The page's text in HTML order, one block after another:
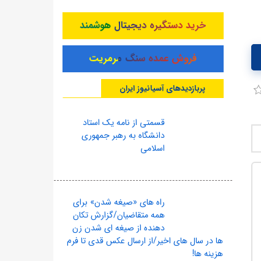
خرید دستگیره دیجیتال هوشمند
فروش عمده سنگ مرمریت
پربازدیدهای آسیانیوز ایران
قسمتی از نامه یک استاد
دانشگاه به رهبر جمهوری
اسلامی
راه های «صیغه شدن» برای
همه متقاضیان/گزارش تکان
دهنده از صیغه ای شدن زن
ها در سال های اخیر/از ارسال عکس قدی تا فرم
هزینه ها!